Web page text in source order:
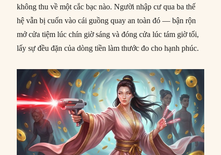
không thu về một cắc bạc nào. Người nhập cư qua ba thế
hệ vẫn bị cuốn vào cái guồng quay an toàn đó — bận rộn
mở cửa tiệm lúc chín giờ sáng và đóng cửa lúc tám giờ tối,
lấy sự đều đặn của dòng tiền làm thước đo cho hạnh phúc.